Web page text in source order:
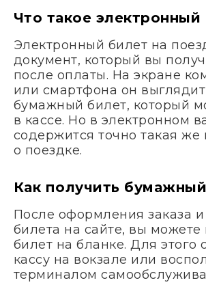
Что такое электронный
Электронный билет на
документ, который вы
после оплаты. На экране
или смартфона он
бумажный билет, который
в кассе. Но в электронном
содержится точно такая
о поездке.
Как получить
После оформления заказа
билета на сайте, вы можете
билет на бланке. Для этого
кассу на вокзале или
терминалом